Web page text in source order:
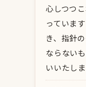
心しつつ
っていま
き、指針
ならない
いいたしま